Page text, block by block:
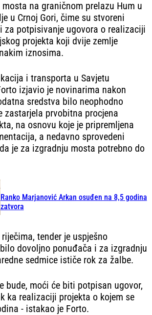
na graničnom prelazu Hum u
u Crnoj Gori, čime su stvoreni
za potpisivanje ugovora o realizaciji
projekta koji dvije zemlje
iznosima.
i transporta u Savjetu
izjavio je novinarima nakon
sredstva bilo neophodno
zastarjela prvobitna procjena
na osnovu koje je pripremljena
a nedavno sprovedeni
je za izgradnju mosta potrebno do
Ranko Marjanović Arkan osuđen na 8,5 godina
zatvora
tender je uspješno
dovoljno ponuđača i za izgradnju
sedmice ističe rok za žalbe.
bude, moći će biti potpisan ugovor,
ka realizaciji projekta o kojem se
- istakao je Forto.